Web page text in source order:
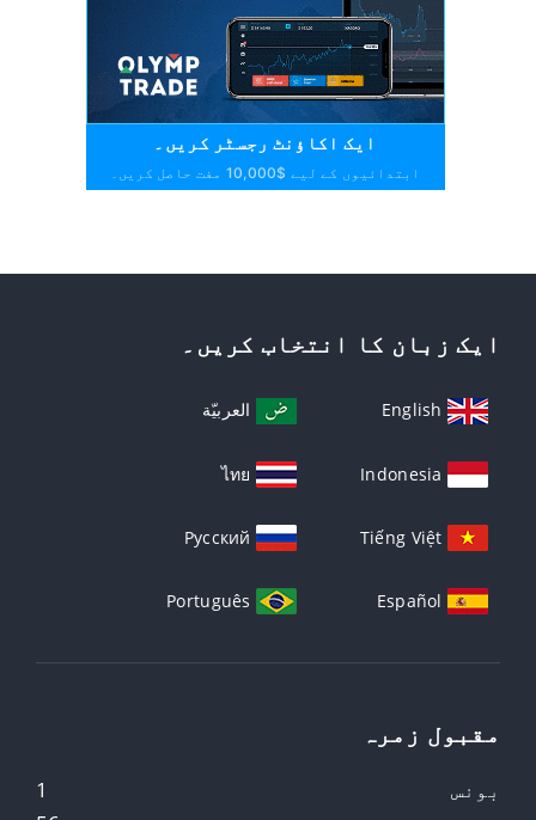
ایک اکاؤنٹ رجسٹر کریں۔
ابتدائیوں کے لیے $10,000 مفت حاصل کریں۔
ایک زبان کا انتخاب کریں۔
English العربيّة
Indonesia
ไทย
Tiếng Việt
Русский
Español
Português
مقبول زمرہ
1
بونس